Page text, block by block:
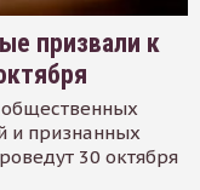
призвали к
общественных
и признанных
30 октября